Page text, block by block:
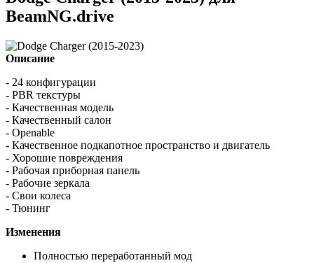
BeamNG.drive
Описание
- 24 конфигурации
- PBR текстуры
- Качественная модель
- Качественный салон
- Openable
- Качественное подкапотное пространство и двигатель
- Хорошие повреждения
- Рабочая приборная панель
- Рабочие зеркала
- Свои колеса
- Тюнинг
Изменения
Полностью переработанный мод